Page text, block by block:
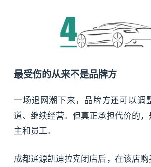
最受伤的从来不是品牌方
一场退网潮下来，品牌方还可以调
道、继续经营。但真正承担代价的，
主和员工。
成都通源凯迪拉克闭店后，在该店购